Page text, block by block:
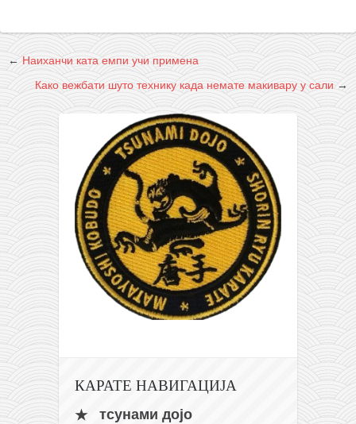
← Наиханчи ката емпи учи примена
Како вежбати шуто технику када немате макивару у сали→
КАРАТЕ НАВИГАЦИЈА
тсунами дојо